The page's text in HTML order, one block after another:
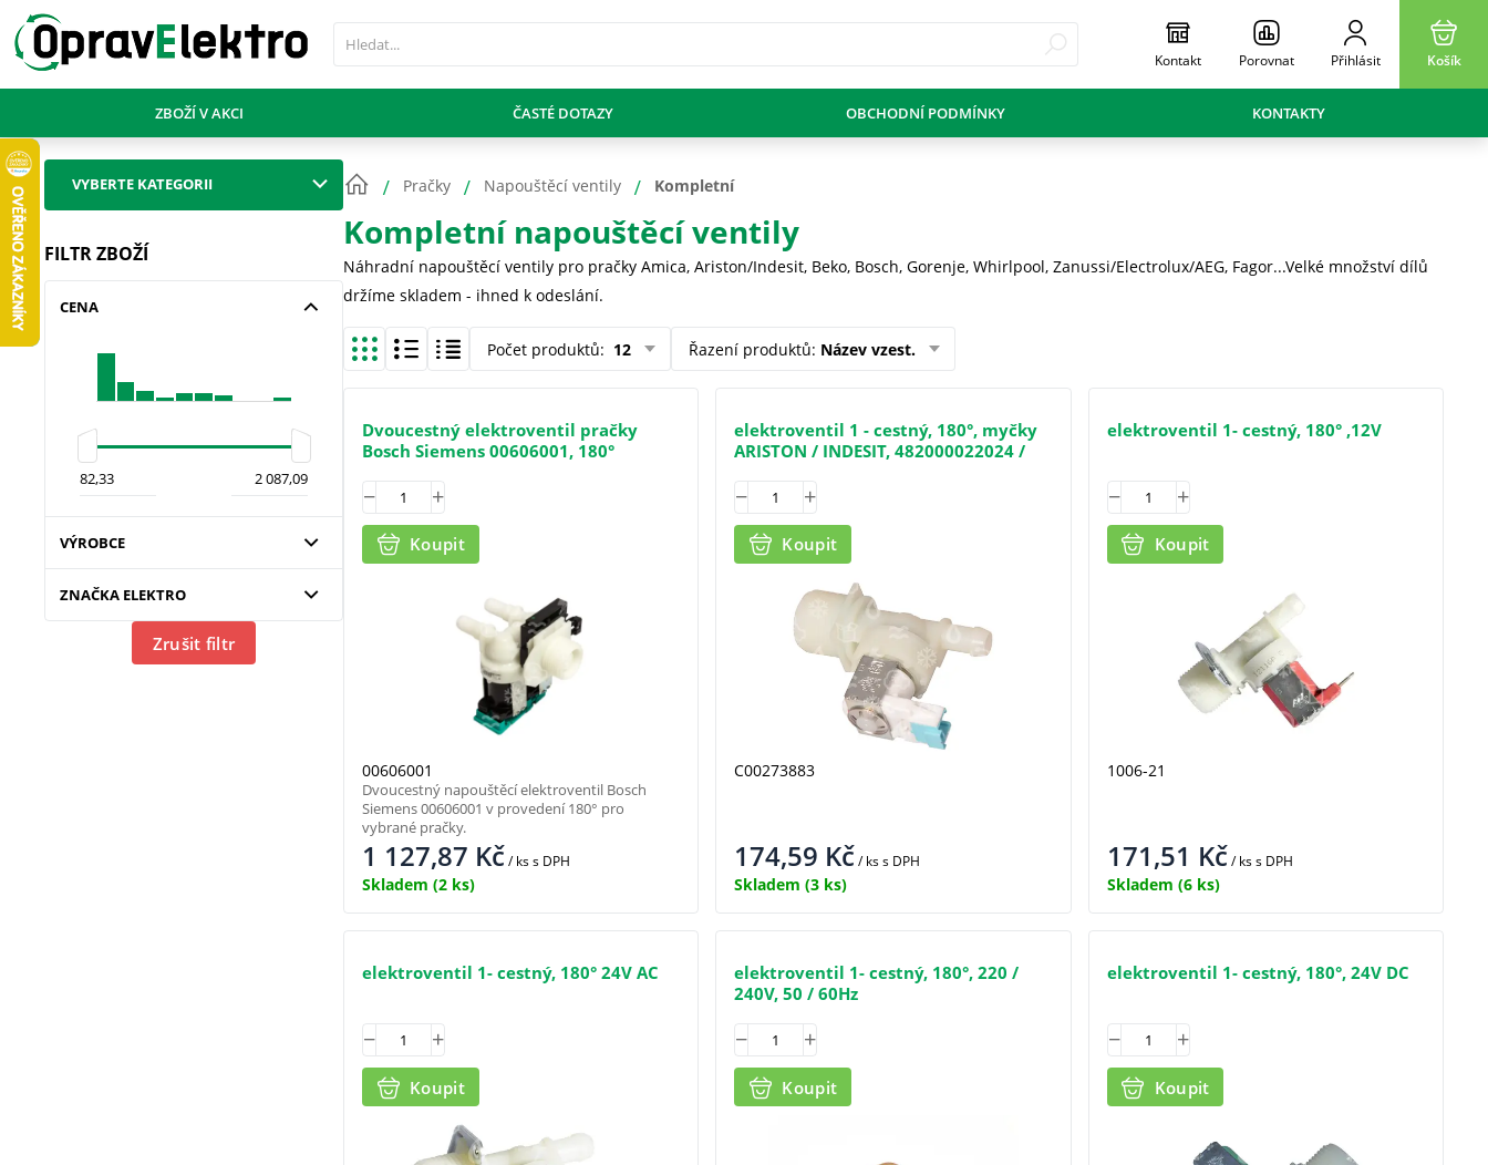
PŘESKOČIT NAVIGACI
Kontakt Porovnat Přihlásit Košík
ZBOŽÍ V AKCI ČASTÉ DOTAZY OBCHODNÍ PODMÍNKY KONTAKTY
VYBERTE KATEGORII
FILTR ZBOŽÍ
CENA
VÝROBCE
ZNAČKA ELEKTRO
Zrušit filtr
Pračky Napouštěcí ventily Kompletní
Kompletní napouštěcí ventily
Náhradní napouštěcí ventily pro pračky Amica, Ariston/Indesit, Beko, Bosch, Gorenje, Whirlpool, Zanussi/Electrolux/AEG, Fagor...Velké množství dílů
držíme skladem - ihned k odeslání.
Počet produktů: 12 Řazení produktů: Název vzest.
Dvoucestný elektroventil pračky
Bosch Siemens 00606001, 180°
00606001
1 127,87 Kč/ kss DPH
Skladem (2 ks)
Koupit
Dvoucestný napouštěcí elektroventil Bosch
Siemens 00606001 v provedení 180° pro
vybrané pračky.
elektroventil 1 - cestný, 180°, myčky
ARISTON / INDESIT, 482000022024 /
C00273883
174,59 Kč/ kss DPH
Skladem (3 ks)
Koupit
elektroventil 1- cestný, 180° ,12V
1006-21
171,51 Kč/ kss DPH
Skladem (6 ks)
Koupit
elektroventil 1- cestný, 180° 24V AC
Koupit
elektroventil 1- cestný, 180°, 220 /
240V, 50 / 60Hz
Koupit
elektroventil 1- cestný, 180°, 24V DC
Koupit